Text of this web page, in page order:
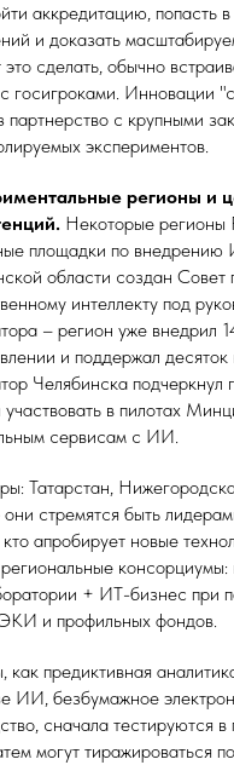
аккредитацию, попасть
и доказать
это сделать, обычно
госигроками. Инновации
партнерство с крупными
экспериментов.
регионы и
Некоторые
площадки по
области создан Совет
интеллекту под
– регион уже
и поддержал десяток
Челябинска подчеркнул
участвовать в пилотах
сервисам с ИИ.
Татарстан,
стремятся быть
апробирует новые
консорциумы:
+ ИТ-бизнес при
и профильных фондов.
как предиктивная
ИИ, безбумажное
сначала тестируются в
могут тиражироваться